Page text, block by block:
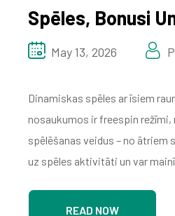
Spēles, Bonusi
May 13, 2026
Dinamiskas spēles ar īsiem
nosaukumos ir freespin
spēlēšanas veidus – no
uz spēles aktivitāti un var
READ NOW